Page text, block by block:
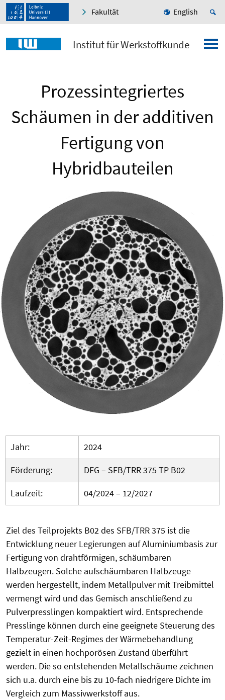
Fakultät English
Institut für Werkstoffkunde
Prozessintegriertes
Schäumen in der additiven
Fertigung von
Hybridbauteilen
Jahr:
2024
Förderung:
DFG – SFB/TRR 375 TP B02
Laufzeit:
04/2024 – 12/2027
Ziel des Teilprojekts B02 des SFB/TRR 375 ist die
Entwicklung neuer Legierungen auf Aluminiumbasis zur
Fertigung von drahtförmigen, schäumbaren
Halbzeugen. Solche aufschäumbaren Halbzeuge
werden hergestellt, indem Metallpulver mit Treibmittel
vermengt wird und das Gemisch anschließend zu
Pulverpresslingen kompaktiert wird. Entsprechende
Presslinge können durch eine geeignete Steuerung des
Temperatur-Zeit-Regimes der Wärmebehandlung
gezielt in einen hochporösen Zustand überführt
werden. Die so entstehenden Metallschäume zeichnen
sich u.a. durch eine bis zu 10-fach niedrigere Dichte im
Vergleich zum Massivwerkstoff aus.